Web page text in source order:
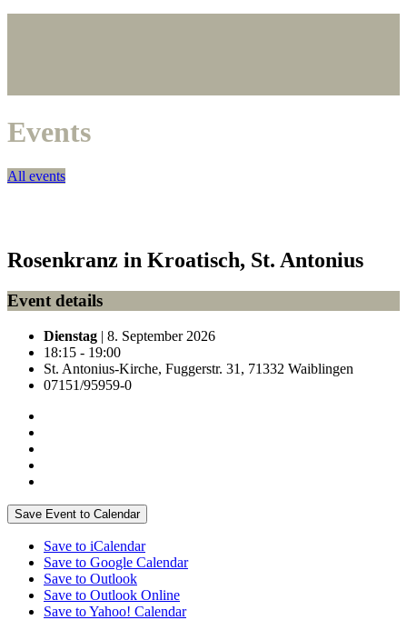
Events
All events
Rosenkranz in Kroatisch, St. Antonius
Event details
Dienstag | 8. September 2026
18:15 - 19:00
St. Antonius-Kirche, Fuggerstr. 31, 71332 Waiblingen
07151/95959-0
Save Event to Calendar
Save to iCalendar
Save to Google Calendar
Save to Outlook
Save to Outlook Online
Save to Yahoo! Calendar